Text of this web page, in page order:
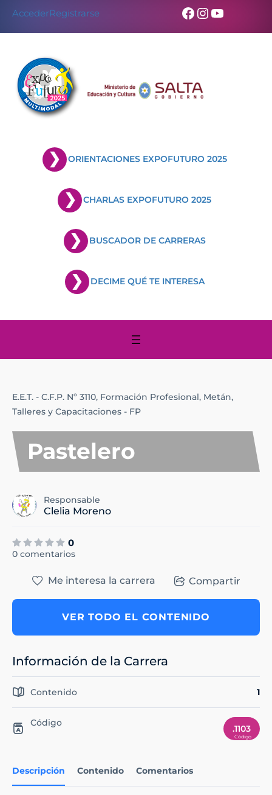
AccederRegistrarse Facebook
Instagram
YouTube
ORIENTACIONES EXPOFUTURO 2025
CHARLAS EXPOFUTURO 2025
BUSCADOR DE CARRERAS
DECIME QUÉ TE INTERESA
E.E.T. - C.F.P. Nº 3110, Formación Profesional, Metán,
Talleres y Capacitaciones - FP
Pastelero
Responsable
Clelia Moreno
0
0 comentarios
Descripción Contenido Comentarios
Me interesa la carrera Compartir
VER TODO EL CONTENIDO
Información de la Carrera
Contenido 1
Código
.1103